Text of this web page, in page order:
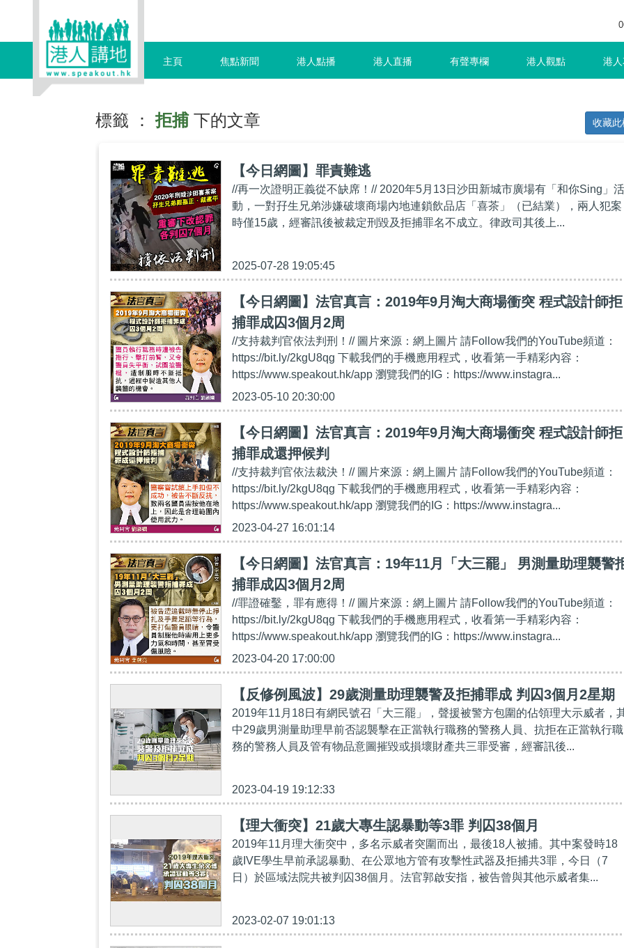
主頁 焦點新聞 港人點播 港人直播 有聲專欄 港人觀點 港
標籤 ：拒捕下的文章 收藏此
【今日網圖】罪責難逃
//再一次證明正義從不缺席！// 2020年5月13日沙田新城市廣場有「和你Sing」活
動，一對孖生兄弟涉嫌破壞商場內地連鎖飲品店「喜茶」（已結業），兩人犯案
時僅15歲，經審訊後被裁定刑毀及拒捕罪名不成立。律政司其後上...
2025-07-28 19:05:45
【今日網圖】法官真言：2019年9月淘大商場衝突 程式設計師拒
捕罪成囚3個月2周
//支持裁判官依法判刑！// 圖片來源：網上圖片 請Follow我們的YouTube頻道：
https://bit.ly/2kgU8qg 下載我們的手機應用程式，收看第一手精彩內容：
https://www.speakout.hk/app 瀏覽我們的IG：https://www.instagra...
2023-05-10 20:30:00
【今日網圖】法官真言：2019年9月淘大商場衝突 程式設計師拒
捕罪成還押候判
//支持裁判官依法裁決！// 圖片來源：網上圖片 請Follow我們的YouTube頻道：
https://bit.ly/2kgU8qg 下載我們的手機應用程式，收看第一手精彩內容：
https://www.speakout.hk/app 瀏覽我們的IG：https://www.instagra...
2023-04-27 16:01:14
【今日網圖】法官真言：19年11月「大三罷」 男測量助理襲警
捕罪成囚3個月2周
//罪證確鑿，罪有應得！// 圖片來源：網上圖片 請Follow我們的YouTube頻道：
https://bit.ly/2kgU8qg 下載我們的手機應用程式，收看第一手精彩內容：
https://www.speakout.hk/app 瀏覽我們的IG：https://www.instagra...
2023-04-20 17:00:00
【反修例風波】29歲測量助理襲警及拒捕罪成 判囚3個月2星期
2019年11月18日有網民號召「大三罷」，聲援被警方包圍的佔領理大示威者，
中29歲男測量助理早前否認襲擊在正當執行職務的警務人員、抗拒在正當執行職
務的警務人員及管有物品意圖摧毀或損壞財產共三罪受審，經審訊後...
2023-04-19 19:12:33
【理大衝突】21歲大專生認暴動等3罪 判囚38個月
2019年11月理大衝突中，多名示威者突圍而出，最後18人被捕。其中案發時18
歲IVE學生早前承認暴動、在公眾地方管有攻擊性武器及拒捕共3罪，今日（7
日）於區域法院共被判囚38個月。法官郭啟安指，被告曾與其他示威者集...
2023-02-07 19:01:13